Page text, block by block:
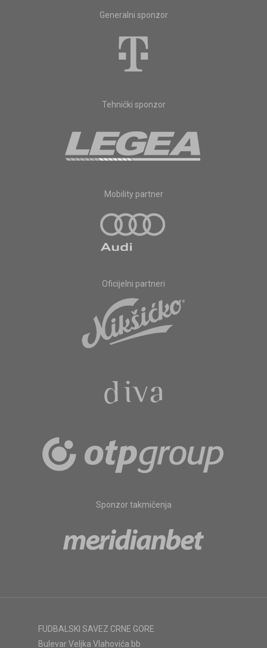
Generalni sponzor
Tehnički sponzor
Mobility partner
Oficijelni partneri
Sponzor takmičenja
FUDBALSKI SAVEZ CRNE GORE
Bulevar Veljka Vlahovića bb